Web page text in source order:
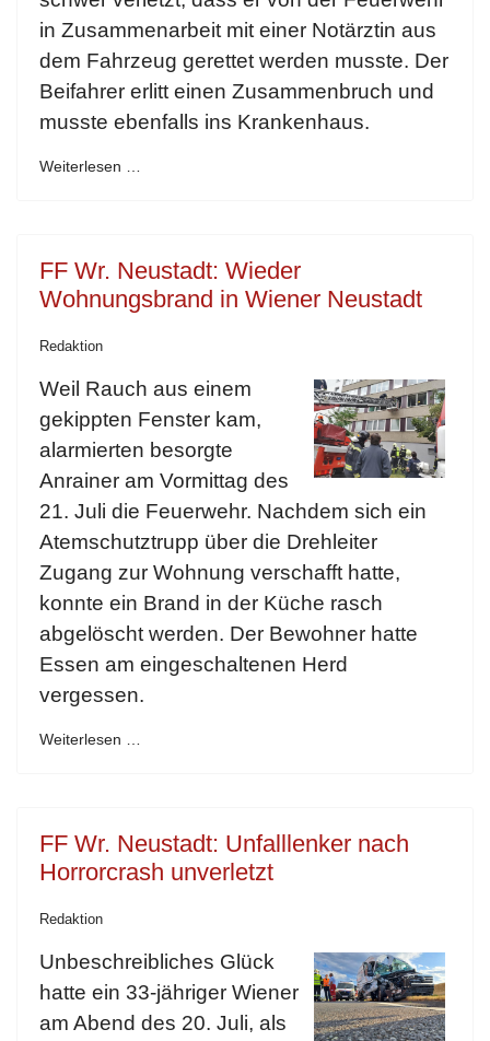
in Zusammenarbeit mit einer Notärztin aus
dem Fahrzeug gerettet werden musste. Der
Beifahrer erlitt einen Zusammenbruch und
musste ebenfalls ins Krankenhaus.
Weiterlesen …
FF Wr. Neustadt: Wieder
Wohnungsbrand in Wiener Neustadt
Redaktion
Weil Rauch aus einem
gekippten Fenster kam,
alarmierten besorgte
Anrainer am Vormittag des
21. Juli die Feuerwehr. Nachdem sich ein
Atemschutztrupp über die Drehleiter
Zugang zur Wohnung verschafft hatte,
konnte ein Brand in der Küche rasch
abgelöscht werden. Der Bewohner hatte
Essen am eingeschaltenen Herd
vergessen.
Weiterlesen …
FF Wr. Neustadt: Unfalllenker nach
Horrorcrash unverletzt
Redaktion
Unbeschreibliches Glück
hatte ein 33-jähriger Wiener
am Abend des 20. Juli, als